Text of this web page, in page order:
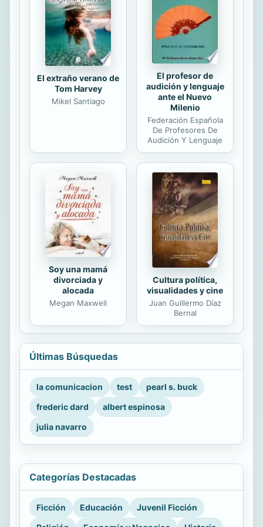
espionaje británico. Ese será el inicio
de una increíble aventura, en la que
Pujol, ...
El extraño verano de
Tom Harvey
Mikel Santiago
El profesor de
audición y lenguaje
ante el Nuevo
Milenio
Federación Española
De Profesores De
Audición Y Lenguaje
Soy una mamá
divorciada y
alocada
Megan Maxwell
Cultura política,
visualidades y cine
Juan Guillermo Díaz
Bernal
Últimas Búsquedas
la comunicacion test
pearl s. buck
frederic dard
albert espinosa
julia navarro
Categorías Destacadas
Ficción Educación
Juvenil Ficción